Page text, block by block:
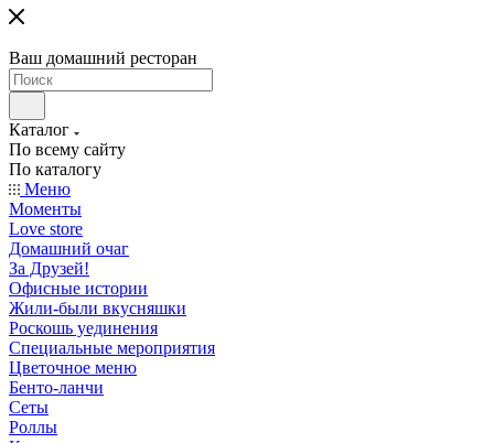
Ваш домашний ресторан
Каталог
По всему сайту
По каталогу
Меню
Моменты
Love store
Домашний очаг
За Друзей!
Офисные истории
Жили-были вкусняшки
Роскошь уединения
Специальные мероприятия
Цветочное меню
Бенто-ланчи
Сеты
Роллы